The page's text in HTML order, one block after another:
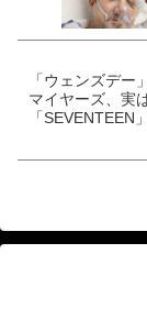
「ウェンズデー
マイヤーズ、実
「SEVENTEEN
のお気に入りの